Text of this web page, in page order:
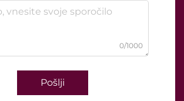
0/1000
Pošlji